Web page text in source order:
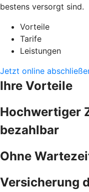
bestens versorgt sind.
Vorteile
Tarife
Leistungen
Jetzt online
Ihre Vorteile
Hochwertiger
bezahlbar
Ohne
Versicherung